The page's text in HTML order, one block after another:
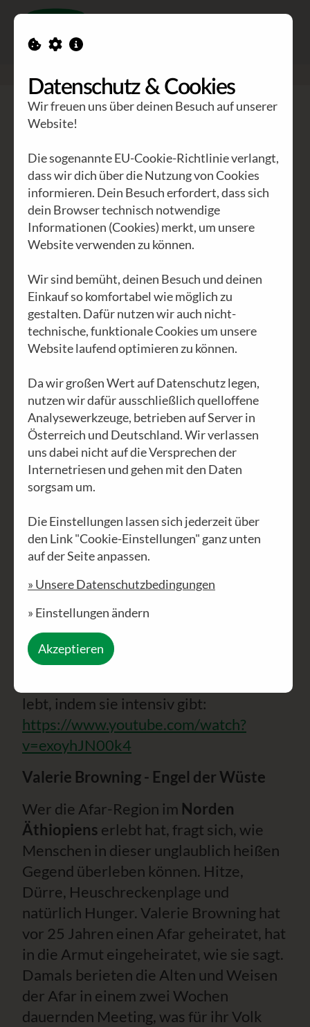
ALLE
AKTUELLES(14) ARCHIV (8) AFRIKA(16)
WALDVIERTEL(2) POLITIK (11) WIRTSCHAFT(9)
KULTUR
UMWELT (6) GEA (26)
PHILOSOPHIE (6) UNSITTEN
Afar: Leben in der Wüste
in derAfar-Regionist Valerie
Browning. Die gebürtige Australierin
lebt seit 40 Jahren in dieser brutal
heißen Gegend und unterstützt und
begleitet das Volk der
durch ihre Heirat zugehörig ist.
Ein Video vom ORF gibt Zeugnis von
lebt, indem sie intensiv gibt:
https://www.youtube.com/watch?
v=exoyhJN00k4
Valerie Browning - Engel der Wüste
Wer die Afar-Region im Norden
Äthiopiens erlebt hat, fragt sich, wie
Menschen in dieser unglaublich heißen
Gegend überleben können. Hitze,
Dürre, Heuschreckenplage und
natürlich Hunger. Valerie Browning hat
vor 25 Jahren einen Afar geheiratet, hat
in die Armut eingeheiratet, wie sie sagt.
Damals berieten die Alten und Weisen
der Afar in einem zwei Wochen
dauernden Meeting, was für ihr Volk
Datenschutz & Cookies
Wir freuen uns über deinen Besuch auf unserer
Website!
Die sogenannte EU-Cookie-Richtlinie verlangt,
dass wir dich über die Nutzung von Cookies
informieren. Dein Besuch erfordert, dass sich
dein Browser technisch notwendige
Informationen (Cookies) merkt, um unsere
Website verwenden zu können.
Wir sind bemüht, deinen Besuch und deinen
Einkauf so komfortabel wie möglich zu
gestalten. Dafür nutzen wir auch nicht-
technische, funktionale Cookies um unsere
Website laufend optimieren zu können.
Da wir großen Wert auf Datenschutz legen,
nutzen wir dafür ausschließlich quelloffene
Analysewerkzeuge, betrieben auf Server in
Österreich und Deutschland. Wir verlassen
uns dabei nicht auf die Versprechen der
Internetriesen und gehen mit den Daten
sorgsam um.
Die Einstellungen lassen sich jederzeit über
den Link "Cookie-Einstellungen" ganz unten
auf der Seite anpassen.
» Unsere Datenschutzbedingungen
» Einstellungen ändern
Akzeptieren